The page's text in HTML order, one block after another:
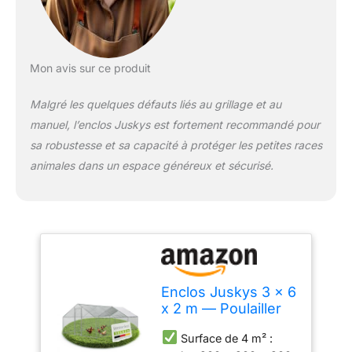
grâce à des raccords
enfichables et
pouvant être fixée de
manière flexible au
moyen d'élastiques de
serrage
Accessible—
Enclos extérieur
ouverture et une
fermeture sûres ;
position debout
confortable dans sous
un plafond de 200 cm de
des animaux et
Mon avis sur ce produit
Malgré les quelques défauts liés au grillage et au
manuel, l’enclos Juskys est fortement recommandé pour
sa robustesse et sa capacité à protéger les petites races
animales dans un espace généreux et sécurisé.
Enclos Juskys 3 x 6
x 2 m — Poulailler
d'une Surface de 18
Surface de 4 m² :